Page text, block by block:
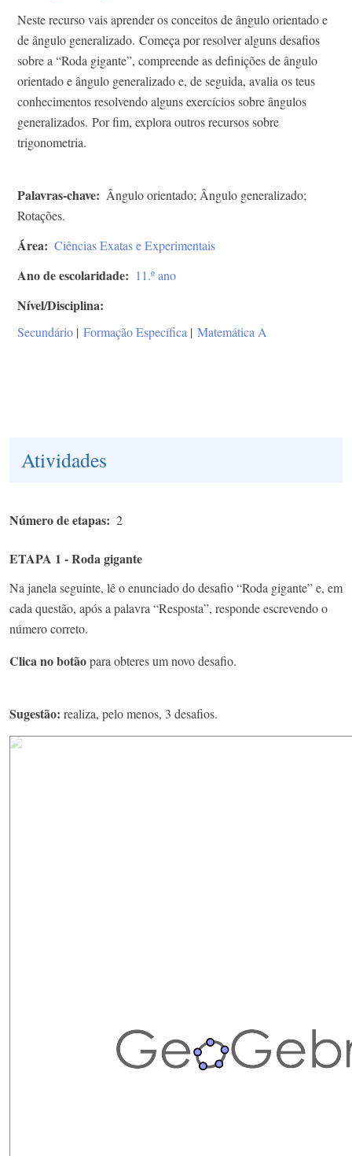
Neste recurso vais aprender os conceitos de ângulo orientado e
de ângulo generalizado. Começa por resolver alguns desafios
sobre a “Roda gigante”, compreende as definições de ângulo
orientado e ângulo generalizado e, de seguida, avalia os teus
conhecimentos resolvendo alguns exercícios sobre ângulos
generalizados. Por fim, explora outros recursos sobre
trigonometria.
Palavras-chave
Ângulo orientado; Ângulo generalizado;
Rotações.
Área Ciências Exatas e Experimentais
Ano de escolaridade 11.º ano
Nível/Disciplina
Secundário | Formação Específica | Matemática A
Atividades
Número de etapas 2
ETAPA 1 - Roda gigante
Na janela seguinte, lê o enunciado do desafio “Roda gigante” e, em
cada questão, após a palavra “Resposta”, responde escrevendo o
número correto.
Clica no botãopara obteres um novo desafio.
Sugestão: realiza, pelo menos, 3 desafios.